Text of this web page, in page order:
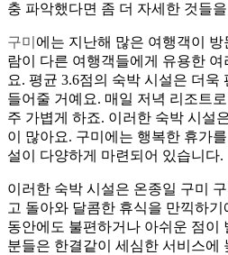
충 파악했다면 좀 더 자세한 것들
구미 에는 지난해 많은 여행객이
람이 다른 여행객들에게 유용한
요. 평균 3.6점의 숙박 시설은 더
들어줄 거예요. 매일 저녁 리조트
주 가볍게 하죠. 이러한 숙박 시설
이 많아요. 구미에는 행복한 휴가
설이 다양하게 마련되어 있습니다.
이러한 숙박 시설은 온종일 구미
고 돌아와 달콤한 휴식을 만끽하
동안에도 불편하거나 아쉬운 점이
분들은 한결같이 세심한 서비스에